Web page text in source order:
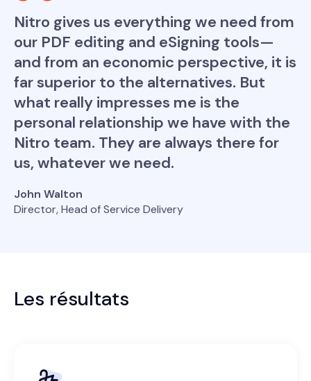
Nitro gives us everything we need from
our PDF editing and eSigning tools—
and from an economic perspective, it is
far superior to the alternatives. But
what really impresses me is the
personal relationship we have with the
Nitro team. They are always there for
us, whatever we need.
John Walton
Director, Head of Service Delivery
Les résultats